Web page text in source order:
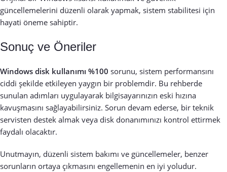
güncellemelerini düzenli olarak yapmak, sistem stabilitesi için
hayati öneme sahiptir.
Sonuç ve Öneriler
Windows disk kullanımı %100 sorunu, sistem performansını
ciddi şekilde etkileyen yaygın bir problemdir. Bu rehberde
sunulan adımları uygulayarak bilgisayarınızın eski hızına
kavuşmasını sağlayabilirsiniz. Sorun devam ederse, bir teknik
servisten destek almak veya disk donanımınızı kontrol ettirmek
faydalı olacaktır.
Unutmayın, düzenli sistem bakımı ve güncellemeler, benzer
sorunların ortaya çıkmasını engellemenin en iyi yoludur.